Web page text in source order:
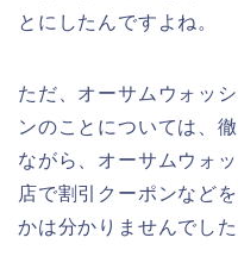
とにしたんですよね。
ただ、オーサムウォッ
ンのことについては、
ながら、オーサムウォ
店で割引クーポンなど
かは分かりませんでした